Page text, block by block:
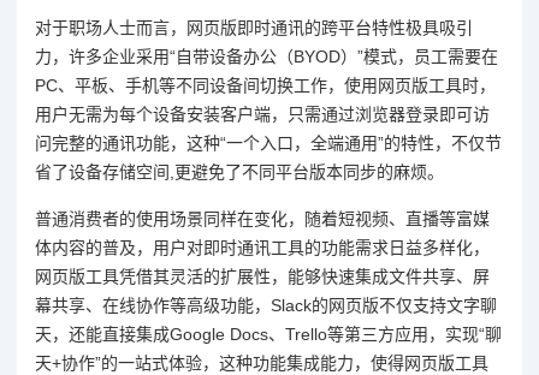
对于职场人士而言，网页版即时通讯的跨平台特性极具吸引
力，许多企业采用“自带设备办公（BYOD）”模式，员工需要在
PC、平板、手机等不同设备间切换工作，使用网页版工具时，
用户无需为每个设备安装客户端，只需通过浏览器登录即可访
问完整的通讯功能，这种“一个入口，全端通用”的特性，不仅节
省了设备存储空间,更避免了不同平台版本同步的麻烦。
普通消费者的使用场景同样在变化，随着短视频、直播等富媒
体内容的普及，用户对即时通讯工具的功能需求日益多样化，
网页版工具凭借其灵活的扩展性，能够快速集成文件共享、屏
幕共享、在线协作等高级功能，Slack的网页版不仅支持文字聊
天，还能直接集成Google Docs、Trello等第三方应用，实现“聊
天+协作”的一站式体验，这种功能集成能力，使得网页版工具